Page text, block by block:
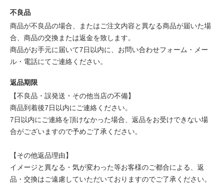
不良品
商品が不良品の場合、またはご注文内容と異なる商品が届いた場
合、商品の交換または返金を致します。
商品がお手元に届いて7日以内に、お問い合わせフォーム・メー
ル・電話にてご連絡ください。
返品期限
【不良品・誤発送・その他当店の不備】
商品到着後7日以内にご連絡ください。
7日以内にご連絡を頂けなかった場合、返品をお受けできない場
合がございますので予めご了承ください。
【その他返品理由】
イメージと異なる・気が変わった等お客様のご都合による、返
品・交換はご遠慮していただいておりますのでご了承ください。